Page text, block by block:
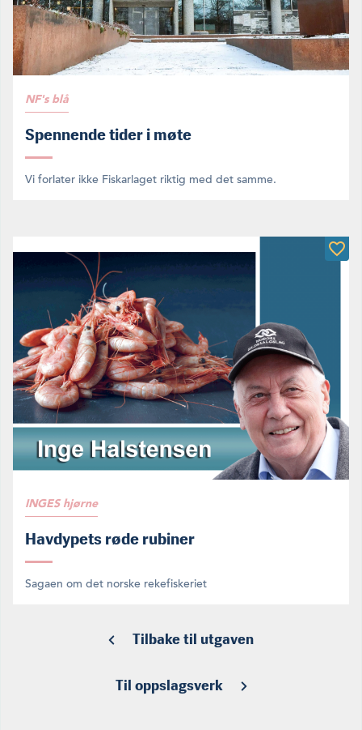
NF's blå
Spennende tider i møte
Vi forlater ikke Fiskarlaget riktig med det samme.
INGES hjørne
Havdypets røde rubiner
Sagaen om det norske rekefiskeriet
Tilbake til utgaven
Til oppslagsverk